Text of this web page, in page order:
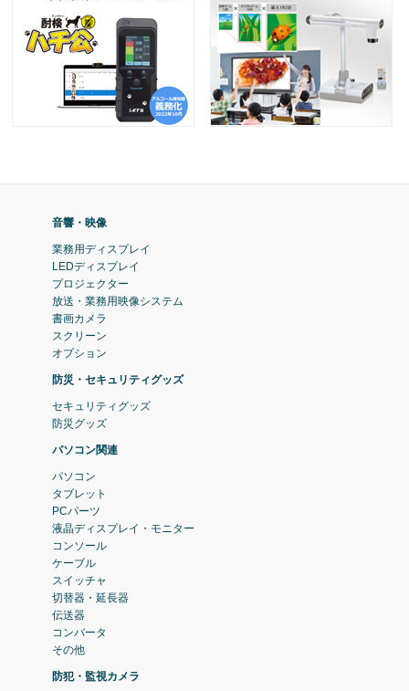
音響・映像
業務用ディスプレイ
LEDディスプレイ
プロジェクター
放送・業務用映像システム
書画カメラ
スクリーン
オプション
防災・セキュリティグッズ
セキュリティグッズ
防災グッズ
パソコン関連
パソコン
タブレット
PCパーツ
液晶ディスプレイ・モニター
コンソール
ケーブル
スイッチャ
切替器・延長器
伝送器
コンバータ
その他
防犯・監視カメラ